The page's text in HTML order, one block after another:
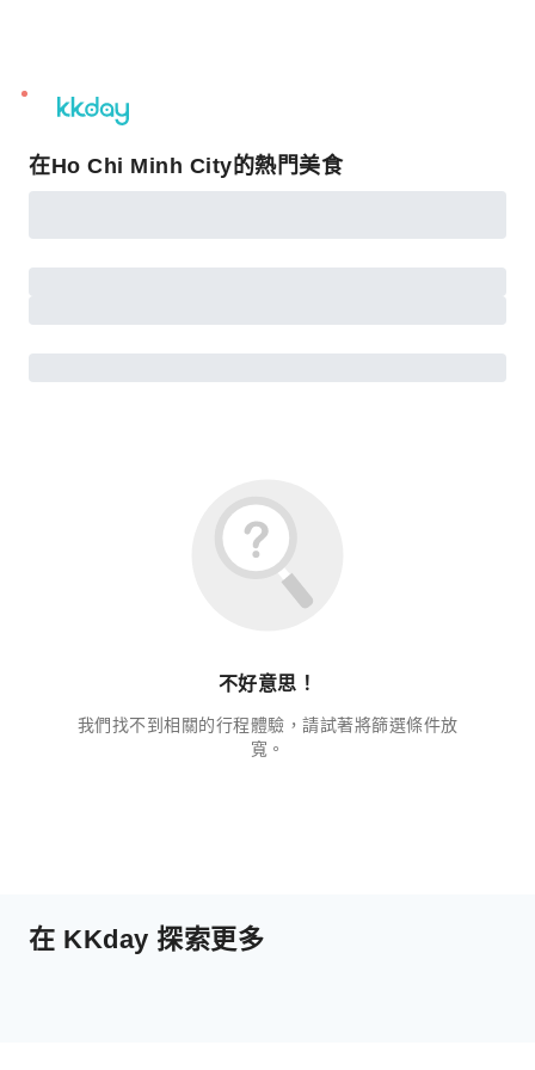
unread
notifications
在Ho Chi Minh City的熱門美食
不好意思！
我們找不到相關的行程體驗，請試著將篩選條件放
寬。
在 KKday 探索更多